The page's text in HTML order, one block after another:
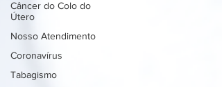
Câncer do Colo do
Útero
Nosso Atendimento
Coronavírus
Tabagismo